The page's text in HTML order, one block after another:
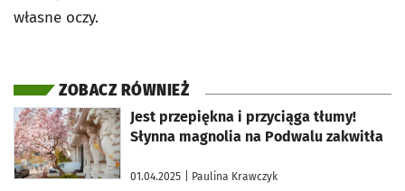
własne oczy.
ZOBACZ RÓWNIEŻ
Jest przepiękna i przyciąga tłumy!
Słynna magnolia na Podwalu zakwitła
01.04.2025 | Paulina Krawczyk
otworzy się w nowej karcie